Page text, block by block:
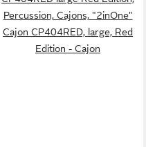
Percussion, Cajons, "2inOne"
Cajon CP404RED, large, Red
Edition - Cajon